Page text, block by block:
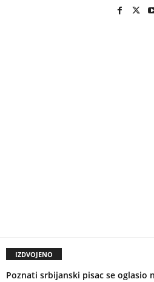
IZDVOJENO
Poznati srbijanski pisac se oglasio